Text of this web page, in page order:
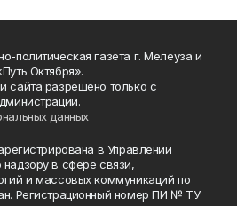
политическая газета г. Мелеуза и
Октября».
сайта разрешено только с
данных
в Управлении
в сфере связи,
и массовых коммуникаций по
Регистрационный номер ПИ № ТУ